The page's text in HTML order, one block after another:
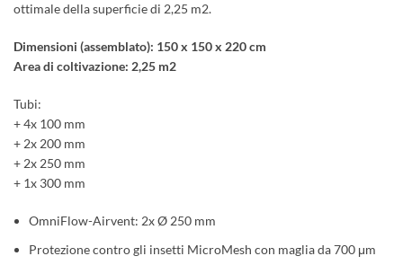
ottimale della superficie di 2,25 m2.
Dimensioni (assemblato): 150 x 150 x 220 cm
Area di coltivazione: 2,25 m2
Tubi:
+ 4x 100 mm
+ 2x 200 mm
+ 2x 250 mm
+ 1x 300 mm
OmniFlow-Airvent: 2x Ø 250 mm
Protezione contro gli insetti MicroMesh con maglia da 700 μm